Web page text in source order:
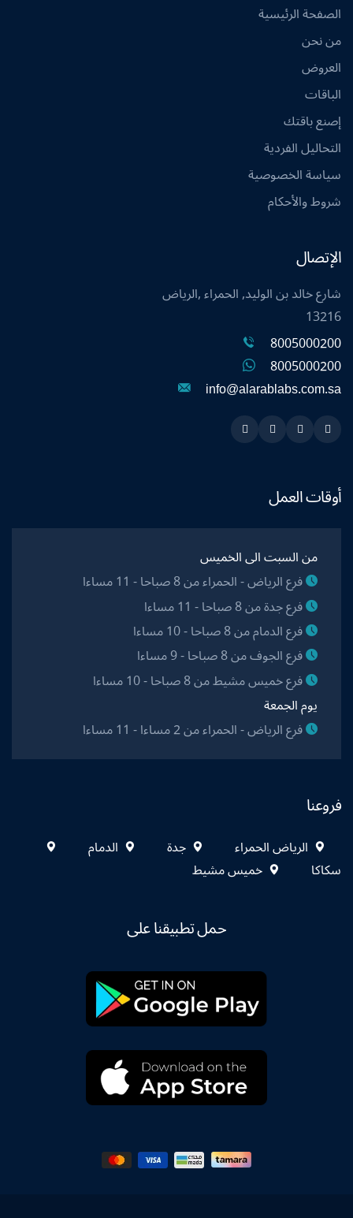
الصفحة الرئيسية
من نحن
العروض
الباقات
إصنع باقتك
التحاليل الفردية
سياسة الخصوصية
شروط والأحكام
الإتصال
شارع خالد بن الوليد, الحمراء ,الرياض
13216
8005000200
8005000200
info@alarablabs.com.sa
Snapchat
Twitter
Linkedin
Instagram
أوقات العمل
من السبت الى الخميس
فرع الرياض - الحمراء من 8 صباحا - 11 مساءا
فرع جدة من 8 صباحا - 11 مساءا
فرع الدمام من 8 صباحا - 10 مساءا
فرع الجوف من 8 صباحا - 9 مساءا
فرع خميس مشيط من 8 صباحا - 10 مساءا
يوم الجمعة
فرع الرياض - الحمراء من 2 مساءا - 11 مساءا
فروعنا
الرياض الحمراء جدة
الدمام
سكاكا
خميس مشيط
حمل تطبيقنا على